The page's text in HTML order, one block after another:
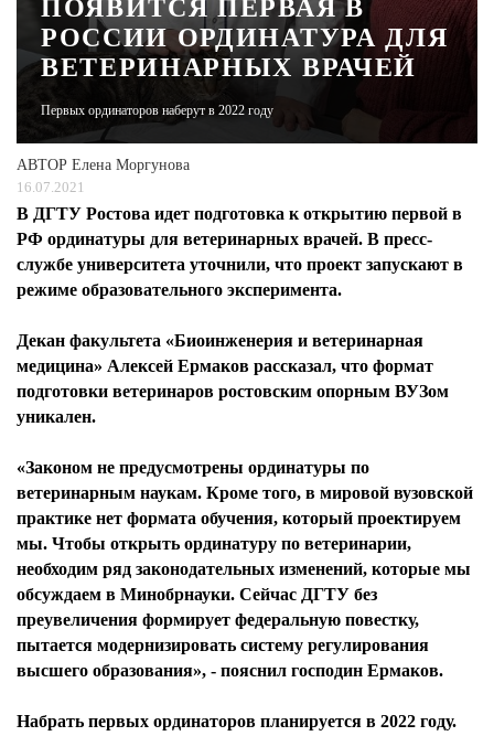
ЖУРНАЛ
ПОЯВИТСЯ ПЕРВАЯ В
РОССИИ ОРДИНАТУРА ДЛЯ
ВЕТЕРИНАРНЫХ ВРАЧЕЙ
Первых ординаторов наберут в 2022 году
АВТОР Елена Моргунова
16.07.2021
В ДГТУ Ростова идет подготовка к открытию первой в
РФ ординатуры для ветеринарных врачей. В пресс-
службе университета уточнили, что проект запускают в
режиме образовательного эксперимента.
Декан факультета «Биоинженерия и ветеринарная
медицина» Алексей Ермаков рассказал, что формат
подготовки ветеринаров ростовским опорным ВУЗом
уникален.
«Законом не предусмотрены ординатуры по
ветеринарным наукам. Кроме того, в мировой вузовской
практике нет формата обучения, который проектируем
мы. Чтобы открыть ординатуру по ветеринарии,
необходим ряд законодательных изменений, которые мы
обсуждаем в Минобрнауки. Сейчас ДГТУ без
преувеличения формирует федеральную повестку,
пытается модернизировать систему регулирования
высшего образования», - пояснил господин Ермаков.
Набрать первых ординаторов планируется в 2022 году.